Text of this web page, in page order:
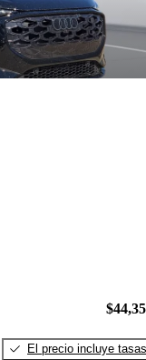
El precio incluye tasas